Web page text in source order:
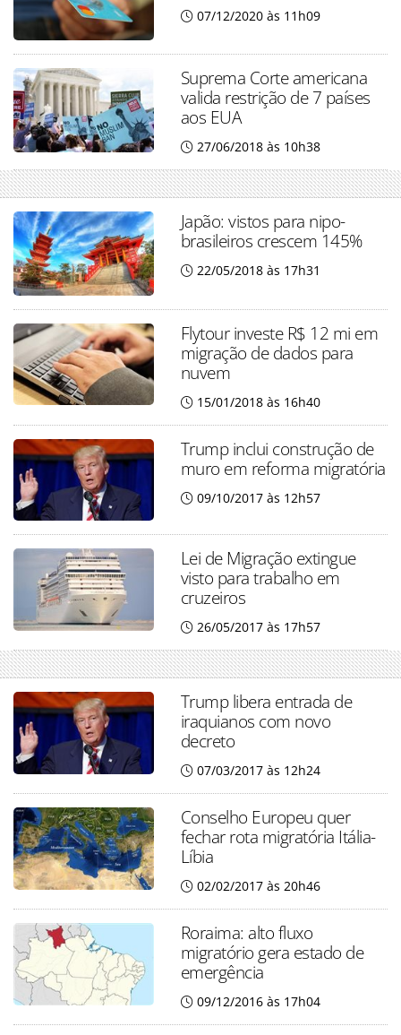
07/12/2020 às 11h09
Suprema Corte americana
valida restrição de 7 países
aos EUA
27/06/2018 às 10h38
Japão: vistos para nipo-
brasileiros crescem 145%
22/05/2018 às 17h31
Flytour investe R$ 12 mi em
migração de dados para
nuvem
15/01/2018 às 16h40
Trump inclui construção de
muro em reforma migratória
09/10/2017 às 12h57
Lei de Migração extingue
visto para trabalho em
cruzeiros
26/05/2017 às 17h57
Trump libera entrada de
iraquianos com novo
decreto
07/03/2017 às 12h24
Conselho Europeu quer
fechar rota migratória Itália-
Líbia
02/02/2017 às 20h46
Roraima: alto fluxo
migratório gera estado de
emergência
09/12/2016 às 17h04